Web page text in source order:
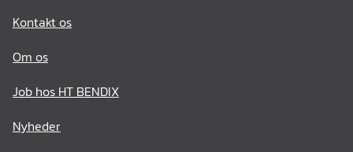
Kontakt os
Om os
Job hos HT BENDIX
Nyheder